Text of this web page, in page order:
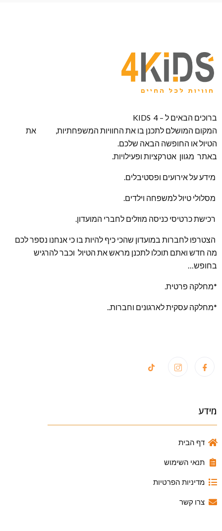
ברוכים הבאים ל – KIDS 4
המקום המושלם לתכנן בו את החוויות המשפחתיות, את
הטיול או החופשה הבאה שלכם.
באתר מגוון אטרקציות ופעילויות.
מידע על אירועים ופסטיבלים.
מסלולי טיול למשפחה וילדים.
רכישת כרטיסי כניסה מוזלים לחברי המועדון.
הצטרפו לחברות במועדון שהכי כיף להיות בו כי אנחנו נספר לכם
מה חדש ואתם תוכלו לתכנן מראש את הטיול וכבר להרגיש
בחופש…
*מחלקה פרטית.
*מחלקה עסקית לארגונים וחברות..
מידע
דף הבית
תנאי השימוש
מדיניות הפרטיות
צרו קשר